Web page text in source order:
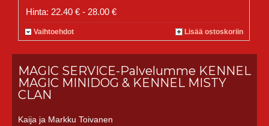
Hinta: 22.40 € - 28.00 €
Vaihtoehdot Lisää ostoskoriin
MAGIC SERVICE-Palvelumme KENNEL
MAGIC MINIDOG & KENNEL MISTY
CLAN
Kaija ja Markku Toivanen